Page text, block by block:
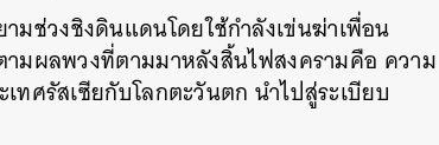
มช่วงชิงดินแดนโดยใช้กำลังเข่นฆ่าเพื่อน
มผลพวงที่ตามมาหลังสิ้นไฟสงครามคือ ความ
ทศรัสเซียกับโลกตะวันตก นำไปสู่ระเบียบ